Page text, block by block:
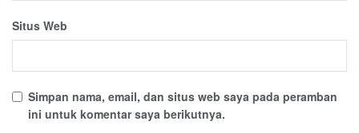
Situs Web
Simpan nama, email, dan situs web saya pada peramban
ini untuk komentar saya berikutnya.